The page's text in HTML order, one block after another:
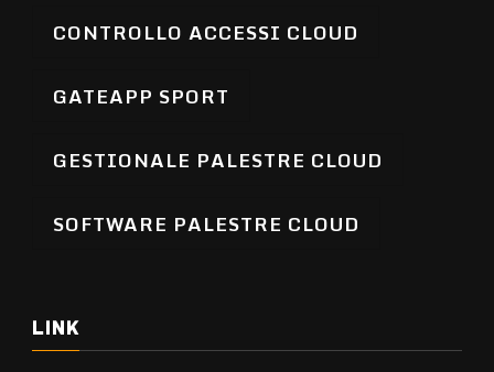
CONTROLLO ACCESSI CLOUD
GATEAPP SPORT
GESTIONALE PALESTRE CLOUD
SOFTWARE PALESTRE CLOUD
LINK